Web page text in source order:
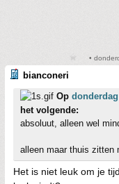
•
bianconeri
Op
het volgende:
absoluut, alleen wel
alleen maar thuis zitten
Het is niet leuk om je